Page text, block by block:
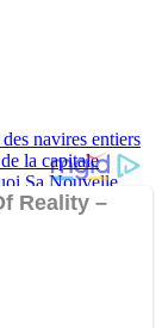
navires entiers
la capitale
Sa Nouvelle
plus qu’on
Jamais